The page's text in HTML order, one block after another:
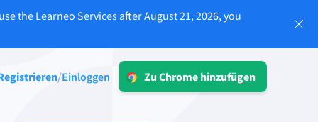
the Learneo Services after August 21, 2026, you
/Einloggen
Zu Chrome hinzufügen
Einloggen